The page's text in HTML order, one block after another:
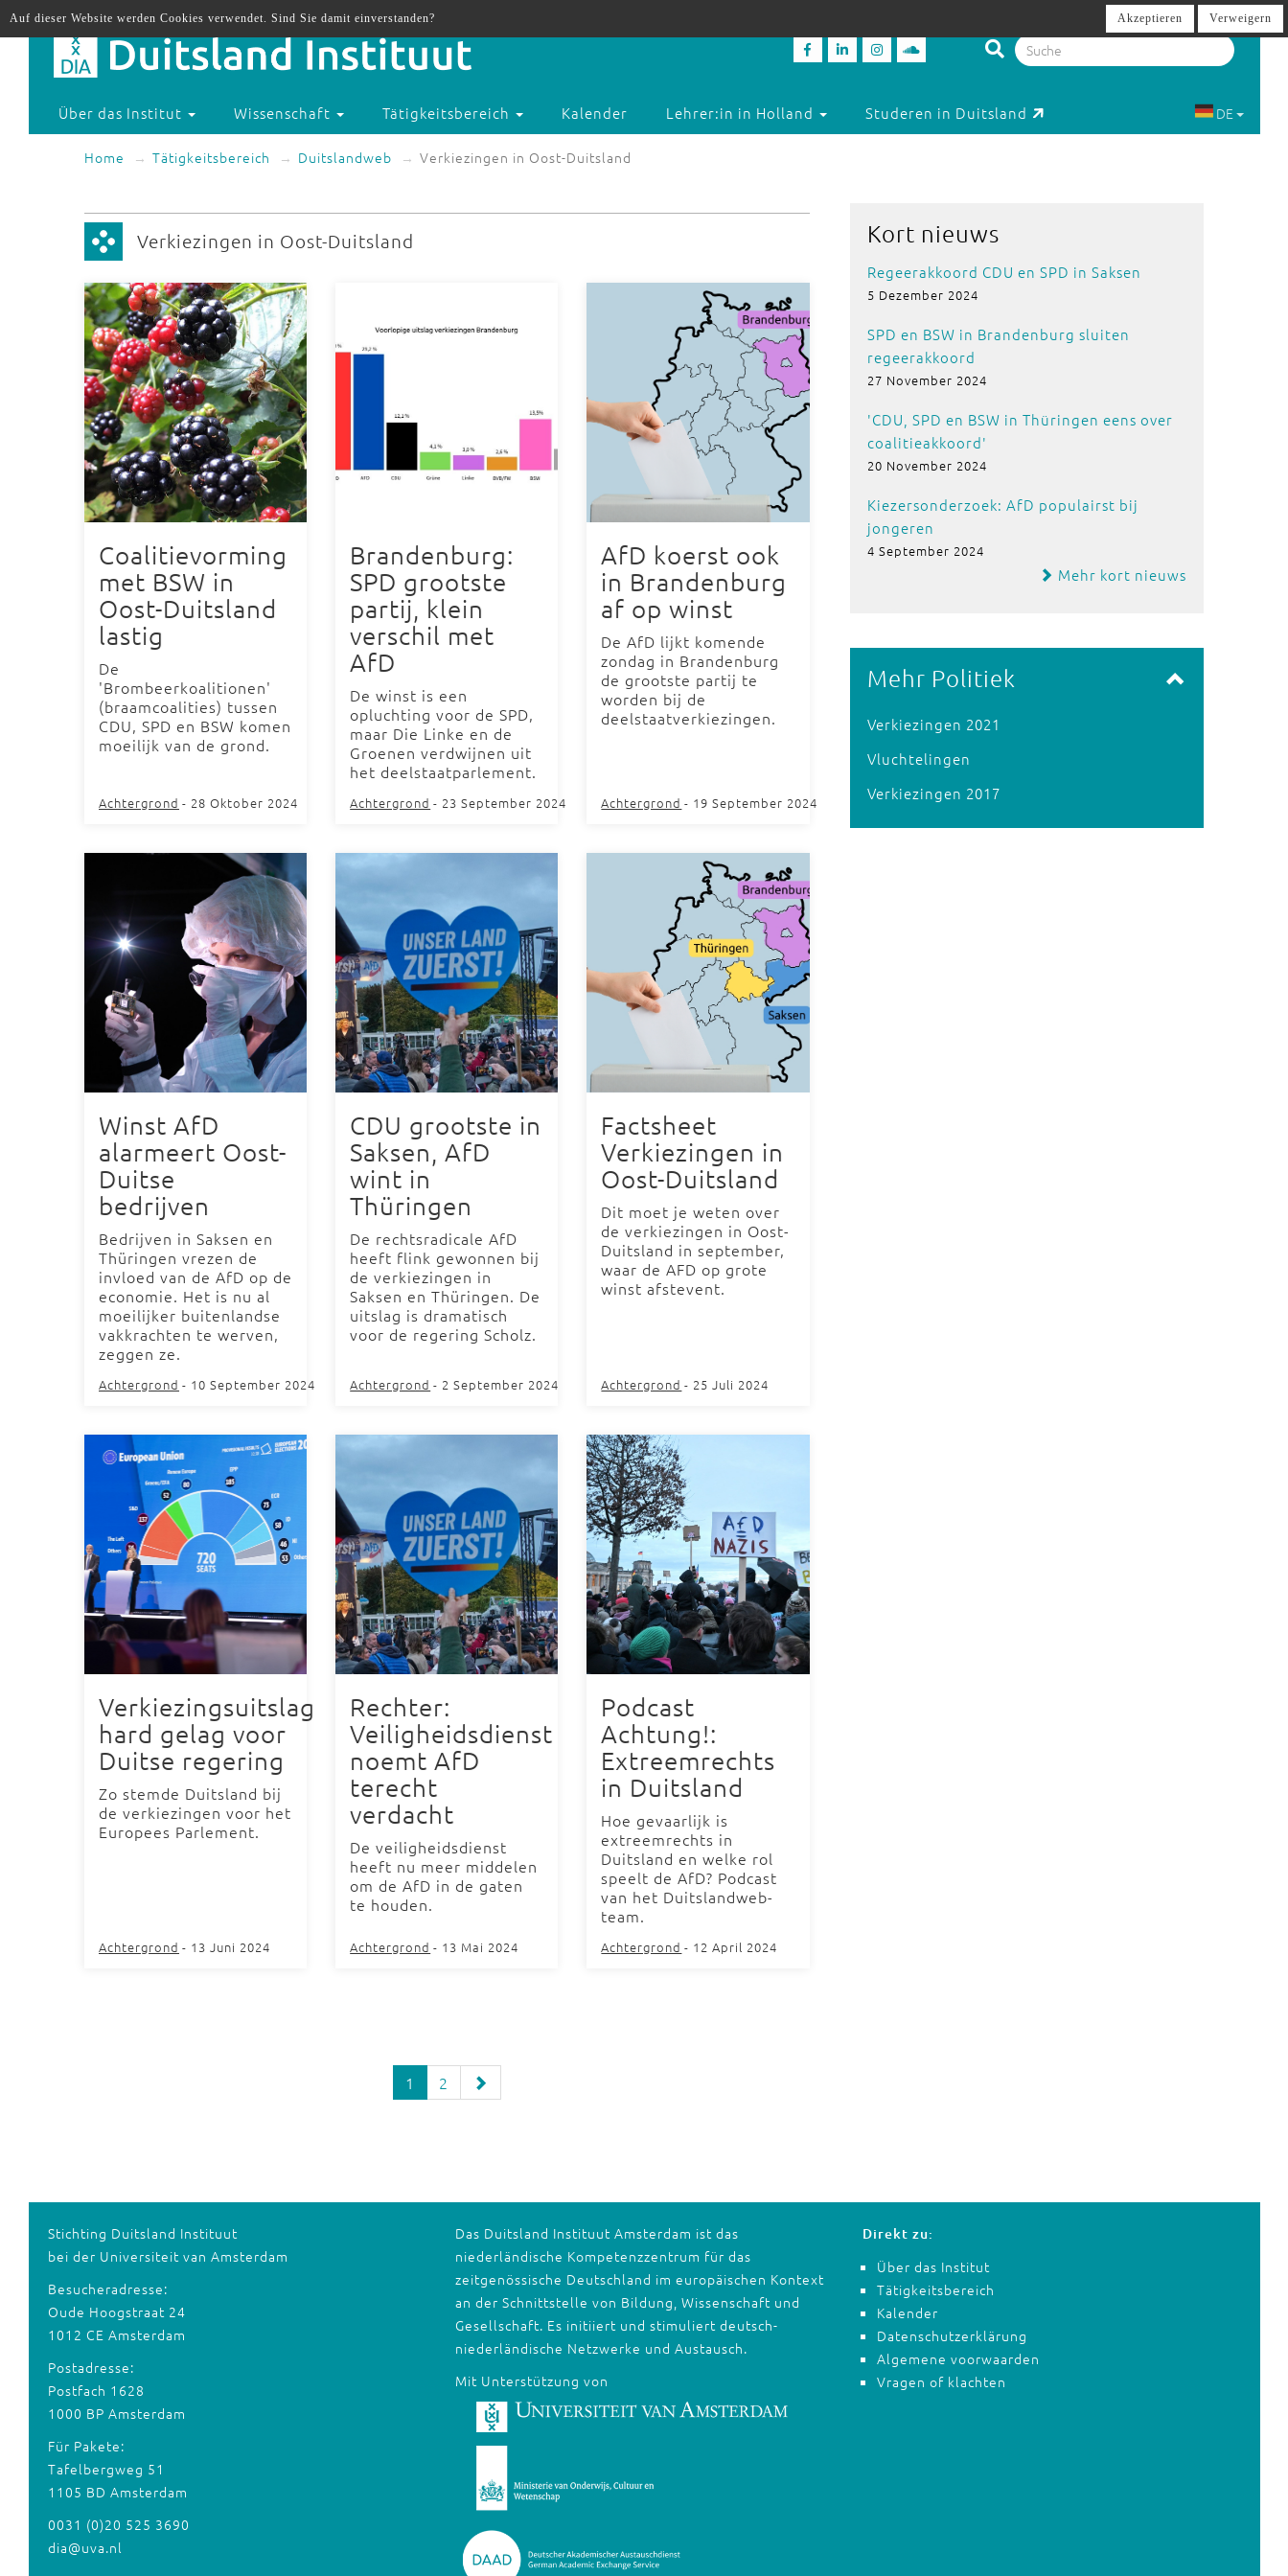
Über das Institut Wissenschaft Tätigkeitsbereich Kalender Lehrer:in in Holland Studeren in Duitsland DE
Home Tätigkeitsbereich Duitslandweb Verkiezingen in Oost-Duitsland
Verkiezingen in Oost-Duitsland
Coalitievorming
met BSW in
Oost-Duitsland
lastig
De
'Brombeerkoalitionen'
(braamcoalities) tussen
CDU, SPD en BSW komen
moeilijk van de grond.
Achtergrond - 28 Oktober 2024
Brandenburg:
SPD grootste
partij, klein
verschil met
AfD
De winst is een
opluchting voor de SPD,
maar Die Linke en de
Groenen verdwijnen uit
het deelstaatparlement.
Achtergrond - 23 September 2024
AfD koerst ook
in Brandenburg
af op winst
De AfD lijkt komende
zondag in Brandenburg
de grootste partij te
worden bij de
deelstaatverkiezingen.
Achtergrond - 19 September 2024
Winst AfD
alarmeert Oost-
Duitse
bedrijven
Bedrijven in Saksen en
Thüringen vrezen de
invloed van de AfD op de
economie. Het is nu al
moeilijker buitenlandse
vakkrachten te werven,
zeggen ze.
Achtergrond - 10 September 2024
CDU grootste in
Saksen, AfD
wint in
Thüringen
De rechtsradicale AfD
heeft flink gewonnen bij
de verkiezingen in
Saksen en Thüringen. De
uitslag is dramatisch
voor de regering Scholz.
Achtergrond - 2 September 2024
Factsheet
Verkiezingen in
Oost-Duitsland
Dit moet je weten over
de verkiezingen in Oost-
Duitsland in september,
waar de AFD op grote
winst afstevent.
Achtergrond - 25 Juli 2024
Verkiezingsuitslag
hard gelag voor
Duitse regering
Zo stemde Duitsland bij
de verkiezingen voor het
Europees Parlement.
Achtergrond - 13 Juni 2024
Rechter:
Veiligheidsdienst
noemt AfD
terecht
verdacht
De veiligheidsdienst
heeft nu meer middelen
om de AfD in de gaten
te houden.
Achtergrond - 13 Mai 2024
Podcast
Achtung!:
Extreemrechts
in Duitsland
Hoe gevaarlijk is
extreemrechts in
Duitsland en welke rol
speelt de AfD? Podcast
van het Duitslandweb-
team.
Achtergrond - 12 April 2024
1 2
Kort nieuws
Regeerakkoord CDU en SPD in Saksen
5 Dezember 2024
SPD en BSW in Brandenburg sluiten
regeerakkoord
27 November 2024
'CDU, SPD en BSW in Thüringen eens over
coalitieakkoord'
20 November 2024
Kiezersonderzoek: AfD populairst bij
jongeren
4 September 2024
Mehr kort nieuws
Mehr Politiek
Verkiezingen 2021
Vluchtelingen
Verkiezingen 2017
Stichting Duitsland Instituut
bei der Universiteit van Amsterdam
Besucheradresse:
Oude Hoogstraat 24
1012 CE Amsterdam
Postadresse:
Postfach 1628
1000 BP Amsterdam
Für Pakete:
Tafelbergweg 51
1105 BD Amsterdam
0031 (0)20 525 3690
dia@uva.nl
Das Duitsland Instituut Amsterdam ist das
niederländische Kompetenzzentrum für das
zeitgenössische Deutschland im europäischen Kontext
an der Schnittstelle von Bildung, Wissenschaft und
Gesellschaft. Es initiiert und stimuliert deutsch-
niederländische Netzwerke und Austausch.
Mit Unterstützung von
Direkt zu:
Über das Institut
Tätigkeitsbereich
Kalender
Datenschutzerklärung
Algemene voorwaarden
Vragen of klachten
Auf dieser Website werden Cookies verwendet. Sind Sie damit einverstanden? Akzeptieren Verweigern